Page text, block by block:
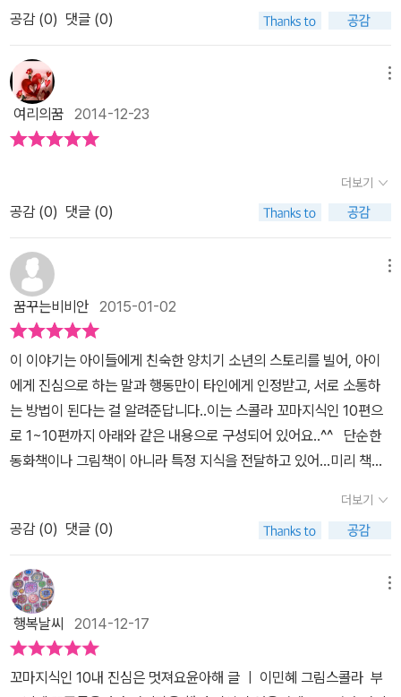
해 임하는 모습에모두에게 격려의 박수를 받게 되지요.진실하고 참되
게 살기, 자신을 포장하고 감추는 것보다 훨씬 멋지게 살아가는 거란
걸이 책을 읽은 아이들도 모두 느낄 수 있겠죠? 참되고 멋진 나를 만
들어 줄 진정성.하지만 이런 마음이나 태도에 관한 건 아이들에게 설
명하기도 어렵고자칫 훈계로 끝나버리고 마는데, 이렇게 이야기를 통
해 배울 수 있으니 참 좋은 것 같아요.아이들 뿐만 아니라 어른이 되어
꾸미거나 거짓으로 부풀려 이야기하다 보면자기 자신은 물론 다른 이
들과의 관계도 결국 어긋나고 마는 것 같아요.어릴 때부터 내 자신에
게 솔직해지고 진심을 담아 진정성 있게 살아가려 노력한다면아마 어
른이 된 그 아이는 정말 멋진 인생을 살아가고 있으리란 생각이 듭니
당.저도 더 많이 노력해야겠어요.저 자신에게도 아이들에게도 진심으
로 대하는 노력~해야겠네요.
직한 게 가장 중요해요. 자꾸 자신의 감정을 속이면 결국 자신을 속이
뢰가 얼마나 중요한지를 알 수 있어요. 자신을 진심으로 대하면 다른
사람도, 양에게도 진심으로 대하는 방법을 배울 수 있겠지요. 자신의
일을 미루고, 친구에게 상처를 주는 똘똘이의 모습이죠. 똘똘이는 친
구를 진심으로 대하지 않았어요. 자신은 편하게 낮잠을 자려고 진심
에 상처를 받겠지요. 거짓말은 나와 다른사람의 관계를 망가뜨려요.
똘똘이의 행동에 변화가 올까요? 자신의 느낌과 행동이 같아야 하
지요. 우리 마을 양치기 대회에서 똘똘이는 어떤 행동을 보여줄까요?
똘똘이 자신이 모습은 스스로가 만든다는 점을 우리 녀석도 똘똘이의
잘못된 행동을 보고 깨닫겠지요. 물론 어른인 엄마도 책을 읽으면서
배워야 할 것도 많구요. 아이들에게 어른들에게도 어떻게 진심을 보
여주면 멋진 행동이 되는지 그 실천 방법을 알려주죠. 물론 읽고 변화
는 우리 녀석의 몫이겠지요. 똘똘이가 변한것처럼 즐거운 기대를 해
보네요. 대충 하는 습관은 결국 자신에게 손해가 되는 행동이죠. 진정
성이 있는 어린이가 되는 여덟 가지 방법1. 진정성은 거짓 없이 솔직
한 마음에서 시작돼요.2. 느낌과 행동이 똑같아야 해요.3. 거짓말은
나와 다른 사람의 관계를 망가뜨려요.4. 친구를 이용하지 말고 진심
있어요.6. 나 자신에게, 다른 사람에게, 그리고 내가 맡은 일에 모두
정성을 다해야 해요.7. 어느 날 갑자기 진정성을 갖출 수는 없어요.8.
나는 내가 만들어 가는 거예요.서평은 스콜라 출판사의 책 지원을 무
료로 받아 솔직하고 재미있게 읽고 작성하였습니다.
전에 거짓말이 나가기도 하고거짓말이 나쁜것인지 알면서도 자신의
입장에서 유리하게 생각하여거짓말을 하기도 하지요.하지만 거짓말
은 진실을 덮지 못해요.거짓말은 유효기간이 길지 못하죠.그렇기에
거짓말이 늘 앞서는 사람이라면 신뢰성을 얻기는 어렵습니다.솔직하
지 못한 사람은 자꾸만 자기 자신을 꾸미고 포장하게 되고겁이 많은
데 용감한 척하는 사람은 진짜 자신의 모습을 들킬까 봐 조마조마하
지요.진실하지 못한 말과 행동은 나와 다른 사람의 관계를 망가뜨릴
뿐더러, 자신도 점점 더 외로워지게되는 결과를 가져오니진실함이 얼
야 한다고 생각해요.더 나아가 진정성은 사람의 마음을 움직이게도
합니다.이 진정성은 인성을 배우는 아이들에게는 기본 중에 기본으로
왜 진정성이 필요한지, 어떻게 해야 진성성 있는 자신을 만들 수 있을
지책을 읽는 동안 생각이 정리가 될 것입니다.이렇기에 참 책이 가진
힘이 크다고 하는거 같아요. ^ ^스스로를 높여주는 이미지를 만들어
주는 것은 부모도 아니고 형제 자매도 아닌 본인 스스로 인것을 책을
통해 아이가 너무나 잘 배우는 계기가 된 거 같아요. ^ ^​
공감 (0) 댓글 (0)
여리의꿈 2014-12-23
더보기
공감 (0) 댓글 (0)
꿈꾸는비비안 2015-01-02
이 이야기는 아이들에게 친숙한 양치기 소년의 스토리를 빌어, 아이
에게 진심으로 하는 말과 행동만이 타인에게 인정받고, 서로 소통하
는 방법이 된다는 걸 알려준답니다..이는 스콜라 꼬마지식인 10편으
로 1~10편까지 아래와 같은 내용으로 구성되어 있어요..^^ 단순한
동화책이나 그림책이 아니라 특정 지식을 전달하고 있어...미리 책내
다..^^ 똘똘이는 양치기 소년인데요..똘똘하기만 한 소년이예요.. 양도
치기 싫고, 꾀만 부리고 있어요..--> 대충대충 하는 일은 재미도 없고,
일은 항상 재미있게. 열심히 해야 한다는 사실...이지요..이런 사실은
아이들에게 다시 주지시키는 내용이예요.. 양 한마리를 잃고 간신히
찾아서 집에 돌아갔는데..이를 물어보는 엄마아빠에게 똘똘이는 거짓
말을 하지요..--> 솔직해야 함을 알려줍니다..^^ 거짓말을 하면 다른
사람과 관계를 나쁘게 만들고, 언젠가는 들통나게 되어있지요..절대
거짓말은 하지 않도록 교육시켜야 하겠지요~~ 거짓말은 뭘까요?사
더보기
공감 (0) 댓글 (0)
행복날씨 2014-12-17
꼬마지식인 10내 진심은 멋져요윤아해 글 ㅣ 이민혜 그림스콜라 부